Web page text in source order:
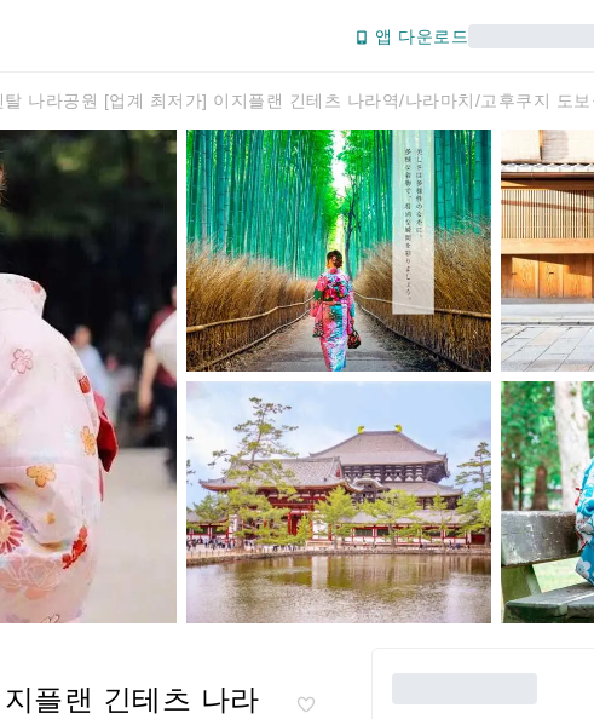
앱 다운로드
나라공원 [업계 최저가] 이지플랜 긴테츠 나라역/나라마치/고후쿠지 도보
플랜 긴테츠 나라